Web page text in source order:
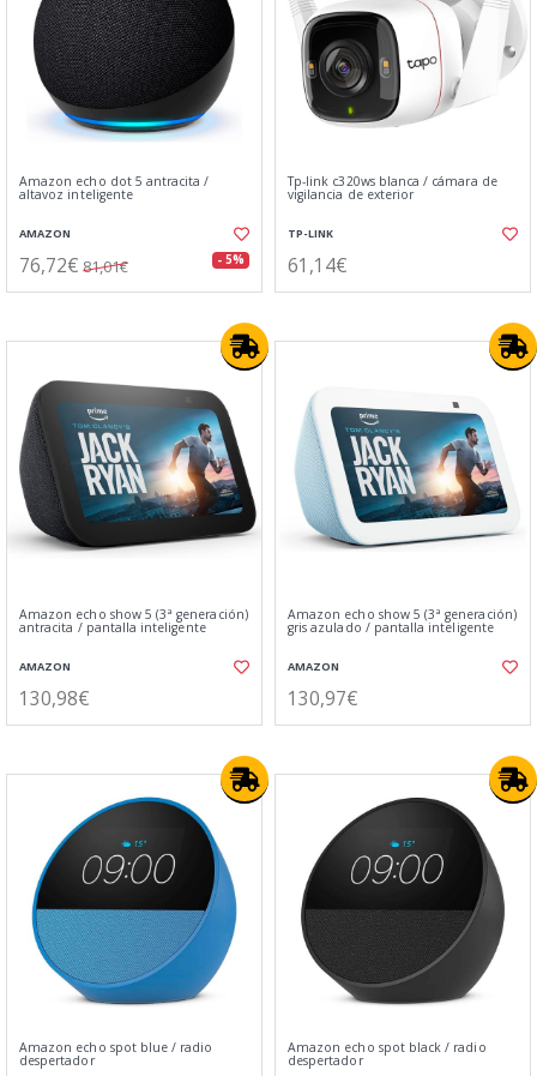
Amazon echo dot 5 antracita /
altavoz inteligente
AMAZON
76,72€ 81,01€ - 5%
Tp-link c320ws blanca / cámara de
vigilancia de exterior
TP-LINK
61,14€
Amazon echo show 5 (3ª generación)
antracita / pantalla inteligente
AMAZON
130,98€
Amazon echo show 5 (3ª generación)
gris azulado / pantalla inteligente
AMAZON
130,97€
Amazon echo spot blue / radio
despertador
Amazon echo spot black / radio
despertador